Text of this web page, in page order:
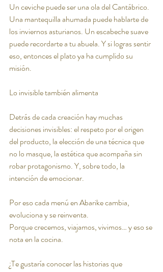
Un ceviche puede ser una ola del Cantábrico.
Una mantequilla ahumada puede hablarte de
los inviernos asturianos. Un escabeche suave
puede recordarte a tu abuela. Y si logras sentir
eso, entonces el plato ya ha cumplido su
misión.
Lo invisible también alimenta
Detrás de cada creación hay muchas
decisiones invisibles: el respeto por el origen
del producto, la elección de una técnica que
no lo masque, la estética que acompaña sin
robar protagonismo. Y, sobre todo, la
intención de emocionar.
Por eso cada menú en Abarike cambia,
evoluciona y se reinventa.
Porque crecemos, viajamos, vivimos… y eso se
nota en la cocina.
¿Te gustaría conocer las historias que